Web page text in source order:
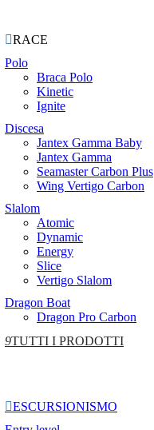
RACE
Polo
Braca Polo
Kinetic
Ignite
Discesa
Jantex Gamma Baby
Jantex Gamma
Seamaster Carbon Plus
Wing Vertigo Carbon
Slalom
Atomic
Dynamic
Energy
Slice
Vertigo Slalom
Dragon Boat
Dragon Pro Carbon
9TUTTI I PRODOTTI
ESCURSIONISMO